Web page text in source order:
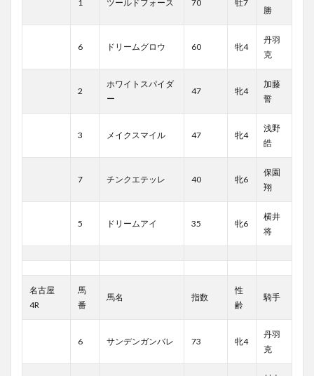
1 ツールドフォース 70 牡7
勝
6 ドリームグロウ 60 牝4
丹羽
克
2
ホワイトスパイダ
ー
47 牝4
加藤
誓
3 メイクスマイル 47 牝4
浅野
皓
7 チンクエテッレ 40 牝6
保園
翔
5 ドリームアイ 35 牝6
横井
将
名古屋
4R
馬
番
馬名 指数
性
齢
騎手
6 サンデンガンバレ 73 牝4
丹羽
克